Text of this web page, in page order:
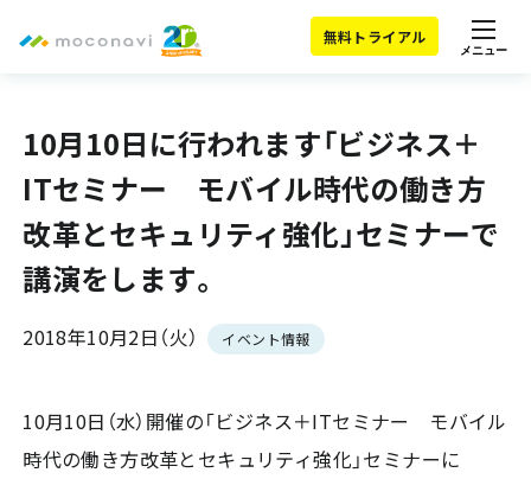
無料トライアル
メニュー
10月10日に行われます「ビジネス＋
ITセミナー モバイル時代の働き方
改革とセキュリティ強化」セミナーで
講演をします。
2018年10月2日（火） イベント情報
10月10日（水）開催の「ビジネス＋ITセミナー モバイル
時代の働き方改革とセキュリティ強化」セミナーに